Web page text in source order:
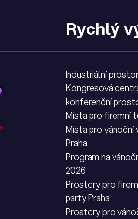
Rychlý
Industriální
Kongresová
konferenční
Místa pro firemní
Místa pro vánoční
Praha
Program na
2026
Prostory pro
party Praha
Prostory pro